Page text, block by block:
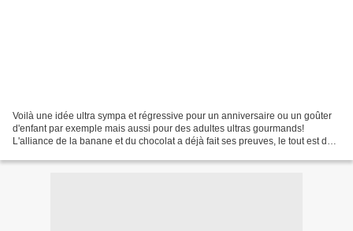
Voilà une idée ultra sympa et régressive pour un anniversaire ou un goûter
d'enfant par exemple mais aussi pour des adultes ultras gourmands!
L'alliance de la banane et du chocolat a déjà fait ses preuves, le tout est de